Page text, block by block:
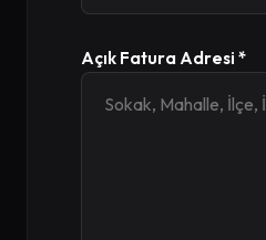
Açık Fatura Adresi *